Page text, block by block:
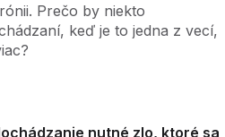
Prečo by niekto
keď je to jedna z vecí,
nutné zlo, ktoré sa